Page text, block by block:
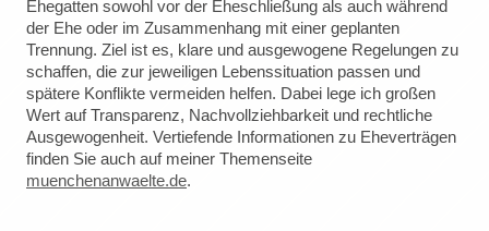
Ehegatten sowohl vor der Eheschließung als auch während
der Ehe oder im Zusammenhang mit einer geplanten
Trennung. Ziel ist es, klare und ausgewogene Regelungen zu
schaffen, die zur jeweiligen Lebenssituation passen und
spätere Konflikte vermeiden helfen. Dabei lege ich großen
Wert auf Transparenz, Nachvollziehbarkeit und rechtliche
Ausgewogenheit. Vertiefende Informationen zu Eheverträgen
finden Sie auch auf meiner Themenseite
muenchenanwaelte.de.